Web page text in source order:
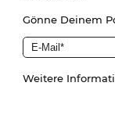
Gönne Deinem
Weitere